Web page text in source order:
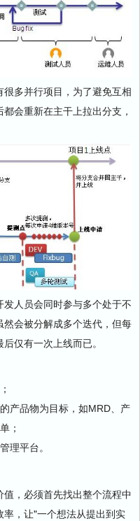
多并行项目，为了避免互相
会重新在主干上拉出分支，
人员会同时参与多个处于不
会被分解成多个迭代，但每
仅有一次上线而已。
产品物为目标，如MRD、产
；
理平台。
，必须首先找出整个流程中
，让"一个想法从提出到实